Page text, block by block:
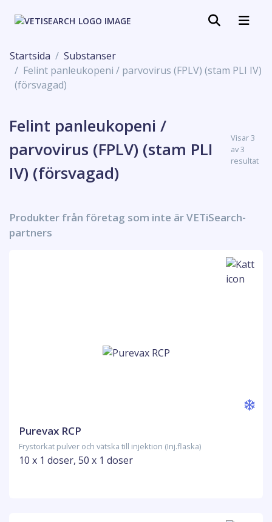
Startsida
Substanser
Felint panleukopeni / parvovirus (FPLV) (stam PLI IV)
(försvagad)
Felint panleukopeni /
parvovirus (FPLV) (stam PLI
IV) (försvagad)
Visar 3
av 3
resultat
Produkter från företag som inte är VETiSearch-
partners
Purevax RCP
Frystorkat pulver och vätska till injektion (Inj.flaska)
10 x 1 doser, 50 x 1 doser